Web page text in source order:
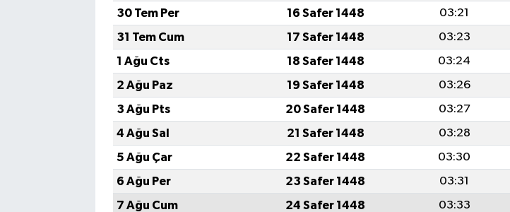
30 Tem Per
16 Safer 1448 03:21
31 Tem Cum
17 Safer 1448 03:23
1 Ağu Cts
18 Safer 1448 03:24
2 Ağu Paz
19 Safer 1448 03:26
3 Ağu Pts
20 Safer 1448 03:27
4 Ağu Sal
21 Safer 1448 03:28
5 Ağu Çar
22 Safer 1448 03:30
6 Ağu Per
23 Safer 1448 03:31
7 Ağu Cum
24 Safer 1448 03:33